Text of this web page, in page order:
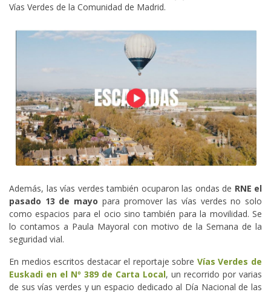
Vías Verdes de la Comunidad de Madrid.
Además, las vías verdes también ocuparon las ondas de RNE el
pasado 13 de mayo para promover las vías verdes no solo
como espacios para el ocio sino también para la movilidad. Se
lo contamos a Paula Mayoral con motivo de la Semana de la
seguridad vial.
En medios escritos destacar el reportaje sobre Vías Verdes de
Euskadi en el Nº 389 de Carta Local, un recorrido por varias
de sus vías verdes y un espacio dedicado al Día Nacional de las